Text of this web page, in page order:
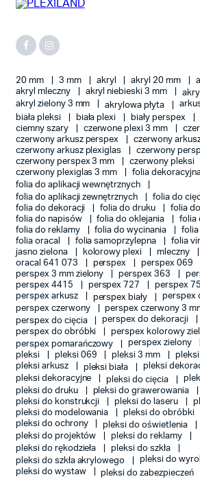
20 mm 3 mm akryl akryl 20 mm
akryl mleczny
akryl niebieski 3 mm
akryl zielony 3 mm
akrylowa płyta
biała pleksi
biała plexi biały perspex
ciemny szary
czerwone plexi 3 mm
czerwony arkusz perspex
czerwony
czerwony arkusz plexiglas
czerwony
czerwony perspex 3 mm
czerwony pleksi
czerwony plexiglas 3 mm
folia
folia do aplikacji wewnętrznych
folia do aplikacji zewnętrznych
folia do
folia do dekoracji
folia do druku
folia
folia do napisów
folia do oklejania
folia
folia do reklamy
folia do wycinania
folia
folia oracal
folia samoprzylepna
folia
jasno zielona
kolorowy plexi mleczny
oracal 641 073
perspex perspex 069
perspex 3 mm zielony
perspex 363
perspex 4415
perspex 727
perspex
perspex arkusz
perspex biały
perspex
perspex czerwony
perspex czerwony 3
perspex do cięcia
perspex do dekoracji
perspex do obróbki
perspex kolorowy
perspex pomarańczowy
perspex zielony
pleksi
pleksi 069 pleksi 3 mm
pleksi
pleksi arkusz
pleksi biała
pleksi
pleksi dekoracyjne
pleksi do cięcia
pleksi do druku
pleksi do grawerowania
pleksi do konstrukcji
pleksi do laseru
pleksi do modelowania
pleksi do obróbki
pleksi do ochrony
pleksi do oświetlenia
pleksi do projektów
pleksi do reklamy
pleksi do rękodzieła
pleksi do szkła
pleksi do szkła akrylowego
pleksi do
pleksi do wystaw
pleksi do zabezpieczeń